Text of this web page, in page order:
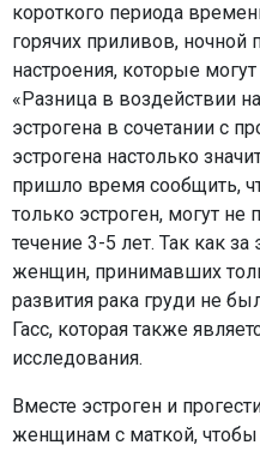
короткого периода
горячих приливов, ночной
настроения, которые
«Разница в воздействии
эстрогена в сочетании с
эстрогена настолько
пришло время сообщить,
только эстроген, могут
течение 3-5 лет. Так как
женщин, принимавших
развития рака груди не
Гасс, которая также
исследования.
Вместе эстроген и
женщинам с маткой, чтобы